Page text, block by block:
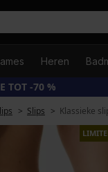
Heren
TOT -70 %
Slips Klassieke